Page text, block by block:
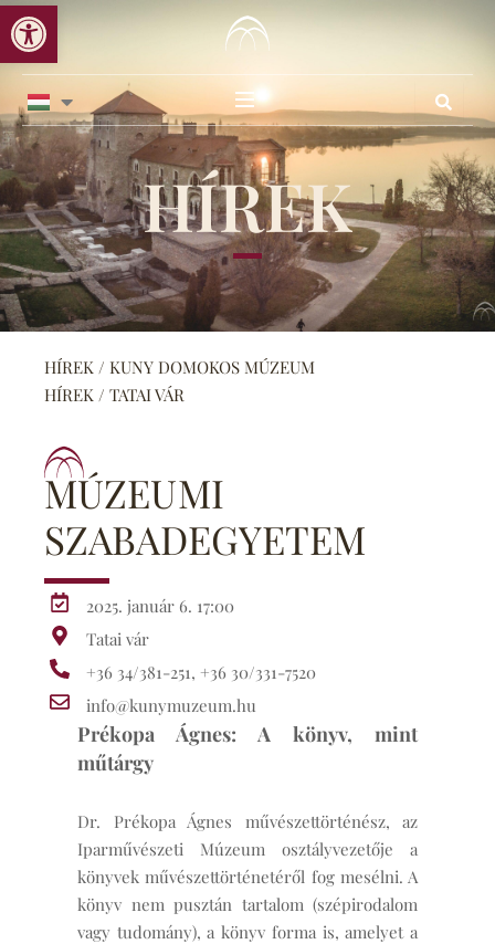
Eszköztár megnyitása
Skip
to
content
HÍREK
HÍREK / KUNY DOMOKOS MÚZEUM
HÍREK / TATAI VÁR
MÚZEUMI
SZABADEGYETEM
2025. január 6. 17:00
Tatai vár
+36 34/381-251, +36 30/331-7520
info@kunymuzeum.hu
Prékopa Ágnes: A könyv, mint
műtárgy
Dr. Prékopa Ágnes művészettörténész, az
Iparművészeti Múzeum osztályvezetője a
könyvek művészettörténetéről fog mesélni. A
könyv nem pusztán tartalom (szépirodalom
vagy tudomány), a könyv forma is, amelyet a